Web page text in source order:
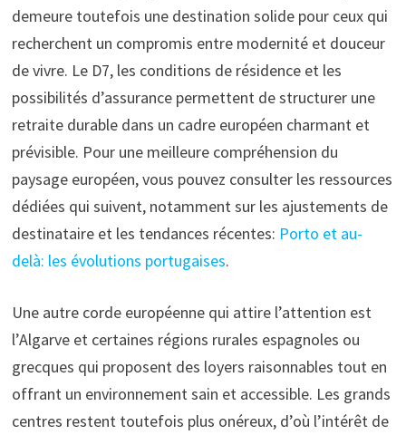
demeure toutefois une destination solide pour ceux qui
recherchent un compromis entre modernité et douceur
de vivre. Le D7, les conditions de résidence et les
possibilités d’assurance permettent de structurer une
retraite durable dans un cadre européen charmant et
prévisible. Pour une meilleure compréhension du
paysage européen, vous pouvez consulter les ressources
dédiées qui suivent, notamment sur les ajustements de
destinataire et les tendances récentes: Porto et au-
delà: les évolutions portugaises.
Une autre corde européenne qui attire l’attention est
l’Algarve et certaines régions rurales espagnoles ou
grecques qui proposent des loyers raisonnables tout en
offrant un environnement sain et accessible. Les grands
centres restent toutefois plus onéreux, d’où l’intérêt de